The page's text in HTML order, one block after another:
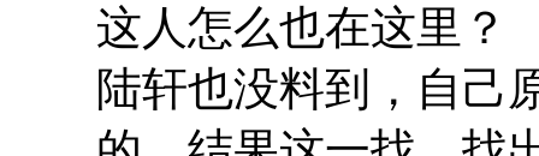
这人怎么也在这里？
陆轩也没料到，自己